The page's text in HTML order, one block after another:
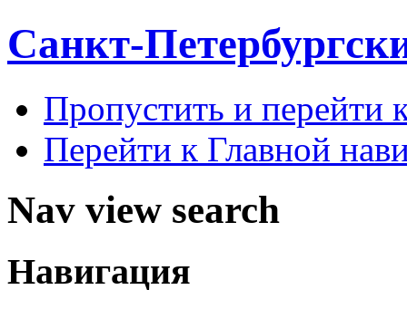
Санкт-
Пропустить и перейти
Перейти к Главной
Nav view search
Навигация